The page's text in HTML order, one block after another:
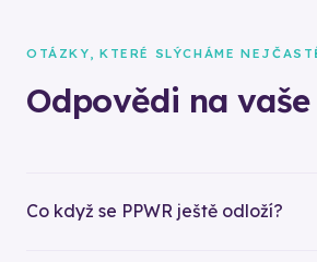
OTÁZKY, KTERÉ SLÝCHÁME
Odpovědi na
Co když se PPWR ještě odloží?